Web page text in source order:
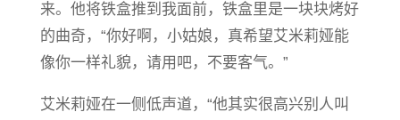
来。他将铁盒推到我面前，铁盒里是一块块烤好
的曲奇，“你好啊，小姑娘，真希望艾米莉娅能
像你一样礼貌，请用吧，不要客气。”
艾米莉娅在一侧低声道，“他其实很高兴别人叫